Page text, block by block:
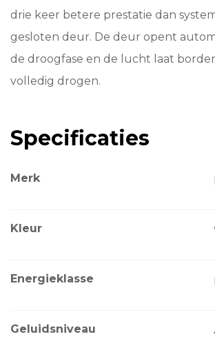
drie keer betere prestatie dan
gesloten deur. De deur opent
de droogfase en de lucht laat
volledig drogen.
Specificaties
Merk
Kleur
Energieklasse
Geluidsniveau